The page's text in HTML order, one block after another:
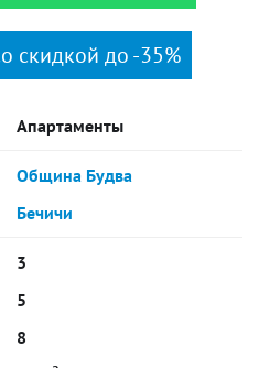
скидкой до -35%
Апартаменты
Община Будва
Бечичи
3
5
8